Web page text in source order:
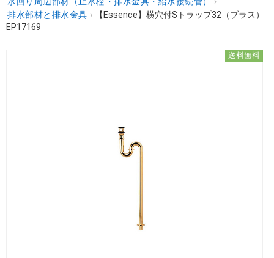
排水部材と排水金具 ›
【Essence】横穴付Sトラップ32（ブラス）
EP17169
送料無料